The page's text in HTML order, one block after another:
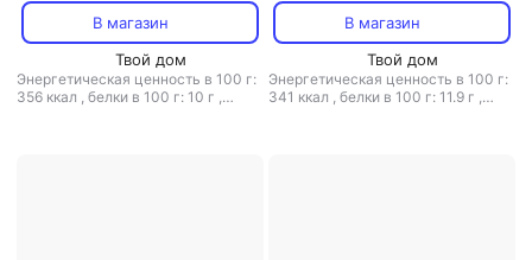
В магазин
Твой дом
Энергетическая ценность в 100 г:
356 ккал , белки в 100 г: 10 г ,
В магазин
Твой дом
Энергетическая ценность в 100 г:
341 ккал , белки в 100 г: 11.9 г ,